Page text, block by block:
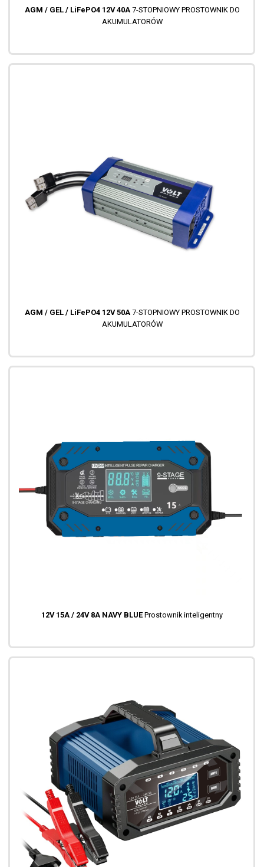
AGM / GEL / LiFePO4 12V 40A7-STOPNIOWY PROSTOWNIK DO
AKUMULATORÓW
AGM / GEL / LiFePO4 12V 50A7-STOPNIOWY PROSTOWNIK DO
AKUMULATORÓW
12V 15A / 24V 8A NAVY BLUE Prostownik inteligentny